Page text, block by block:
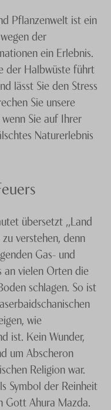
Pflanzenwelt ist ein
der
ein Erlebnis.
der Halbwüste führt
lässt Sie den Stress
Sie unsere
Sie auf Ihrer
Naturerlebnis
übersetzt „Land
verstehen, denn
Gas- und
an vielen Orten die
schlagen. So ist
wie
ist. Kein Wunder,
um Abscheron
Religion war.
Symbol der Reinheit
Gott Ahura Mazda.